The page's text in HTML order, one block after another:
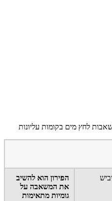
לחץ מים בקומות עליונות
הפירון הוא להשיב
את המשאבה על
גומיות מתאימות